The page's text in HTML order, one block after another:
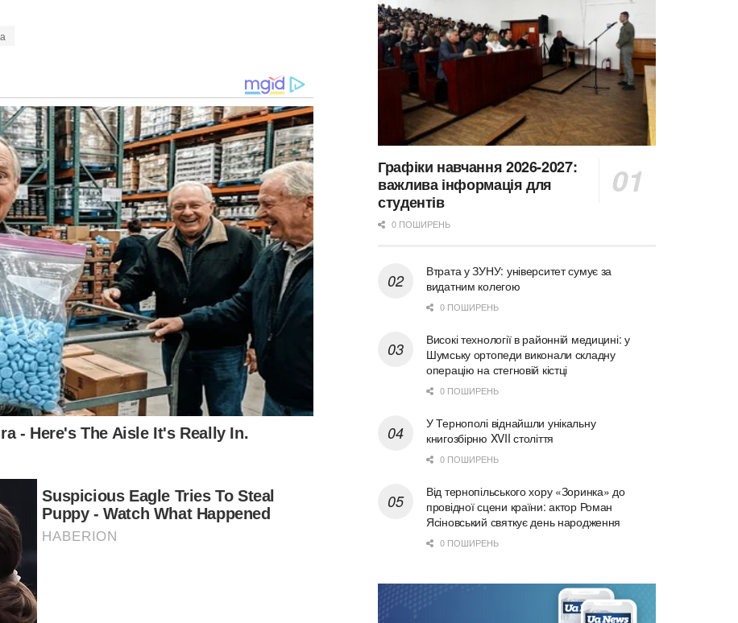
Графіки навчання 2026-2027:
важлива інформація для
студентів
0 ПОШИРЕНЬ
Втрата у ЗУНУ: університет сумує за
видатним колегою
0 ПОШИРЕНЬ
Високі технології в районній медицині: у
Шумську ортопеди виконали складну
операцію на стегновій кістці
0 ПОШИРЕНЬ
У Тернополі віднайшли унікальну
книгозбірню XVII століття
0 ПОШИРЕНЬ
Від тернопільського хору «Зоринка» до
провідної сцени країни: актор Роман
Ясіновський святкує день народження
0 ПОШИРЕНЬ